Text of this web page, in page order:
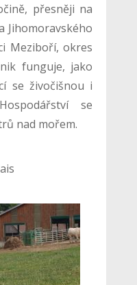
přesněji na
Jihomoravského
Meziboří, okres
funguje, jako
se živočišnou i
se
nad mořem.